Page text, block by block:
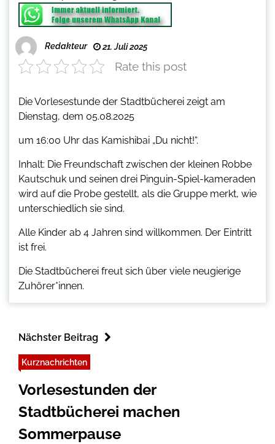
Redakteur 21. Juli 2025
Rate this post
Die Vorlesestunde der Stadtbücherei zeigt am
Dienstag, dem 05.08.2025
um 16:00 Uhr das Kamishibai „Du nicht!“.
Inhalt: Die Freundschaft zwischen der kleinen Robbe
Kautschuk und seinen drei Pinguin-Spiel-kameraden
wird auf die Probe gestellt, als die Gruppe merkt, wie
unterschiedlich sie sind.
Alle Kinder ab 4 Jahren sind willkommen. Der Eintritt
ist frei.
Die Stadtbücherei freut sich über viele neugierige
Zuhörer*innen.
Nächster Beitrag
Kurznachrichten
Vorlesestunden der
Stadtbücherei machen
Sommerpause